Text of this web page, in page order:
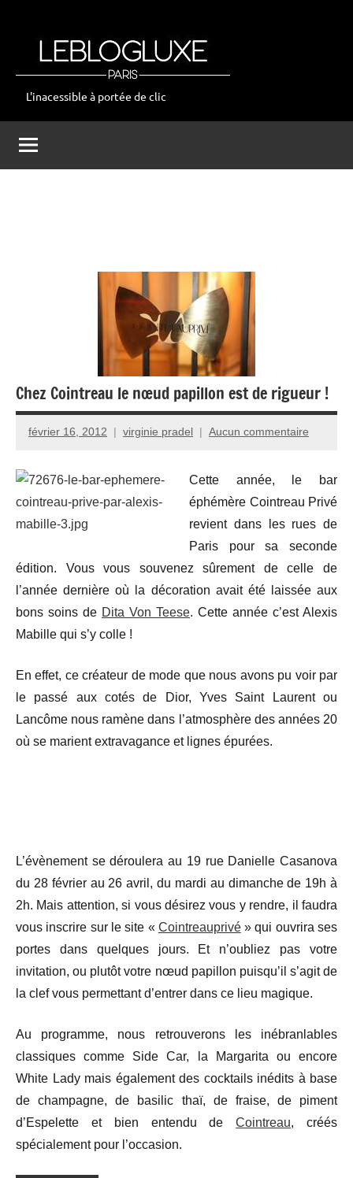
leblogluxe
L'inacessible à portée de clic
Chez Cointreau le nœud papillon est de rigueur !
février 16, 2012 virginie pradel Aucun commentaire
Cette année, le bar
éphémère Cointreau Privé
revient dans les rues de
Paris pour sa seconde
édition. Vous vous souvenez sûrement de celle de
l’année dernière où la décoration avait été laissée aux
bons soins de Dita Von Teese. Cette année c’est Alexis
Mabille qui s’y colle !
En effet, ce créateur de mode que nous avons pu voir par
le passé aux cotés de Dior, Yves Saint Laurent ou
Lancôme nous ramène dans l’atmosphère des années 20
où se marient extravagance et lignes épurées.
L’évènement se déroulera au 19 rue Danielle Casanova
du 28 février au 26 avril, du mardi au dimanche de 19h à
2h. Mais attention, si vous désirez vous y rendre, il faudra
vous inscrire sur le site « Cointreauprivé» qui ouvrira ses
portes dans quelques jours. Et n’oubliez pas votre
invitation, ou plutôt votre nœud papillon puisqu’il s’agit de
la clef vous permettant d’entrer dans ce lieu magique.
Au programme, nous retrouverons les inébranlables
classiques comme Side Car, la Margarita ou encore
White Lady mais également des cocktails inédits à base
de champagne, de basilic thaï, de fraise, de piment
d’Espelette et bien entendu deCointreau, créés
spécialement pour l’occasion.